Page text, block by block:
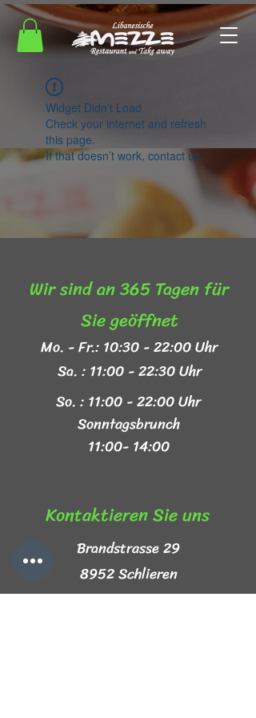
Widget Didn’t Load
Check your internet and refresh
this page.
If that doesn’t work, contact us.
Wir sind an 365 Tagen für
Sie geöffnet​
Mo. - Fr.: 10:30 - 22:00 Uhr
Sa. : 11:00 - 22:30 Uhr
So. : 11:00 - 22:00 Uhr
Sonntagsbrunch
11:00- 14:00
Kontaktieren Sie uns​
Brandstrasse 29
8952 Schlieren
+41 44 999 44 44